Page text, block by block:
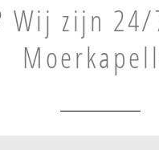
Wij zijn